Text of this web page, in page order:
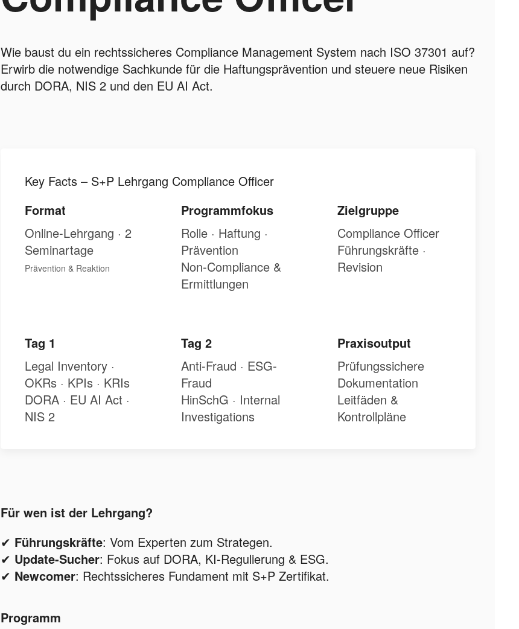
Wie baust du ein rechtssicheres Compliance Management System nach ISO 37301 auf?
Erwirb die notwendige Sachkunde für die Haftungsprävention und steuere neue Risiken
durch DORA, NIS 2 und den EU AI Act.
Key Facts – S+P Lehrgang Compliance Officer
Format
Online-Lehrgang · 2
Seminartage
Prävention & Reaktion
Programmfokus
Rolle · Haftung ·
Prävention
Non-Compliance &
Ermittlungen
Zielgruppe
Compliance Officer
Führungskräfte ·
Revision
Tag 1
Legal Inventory ·
OKRs · KPIs · KRIs
DORA · EU AI Act ·
NIS 2
Tag 2
Anti-Fraud · ESG-
Fraud
HinSchG · Internal
Investigations
Praxisoutput
Prüfungssichere
Dokumentation
Leitfäden &
Kontrollpläne
Für wen ist der Lehrgang?
✔ Führungskräfte: Vom Experten zum Strategen.
✔ Update-Sucher: Fokus auf DORA, KI-Regulierung & ESG.
✔ Newcomer: Rechtssicheres Fundament mit S+P Zertifikat.
Programm